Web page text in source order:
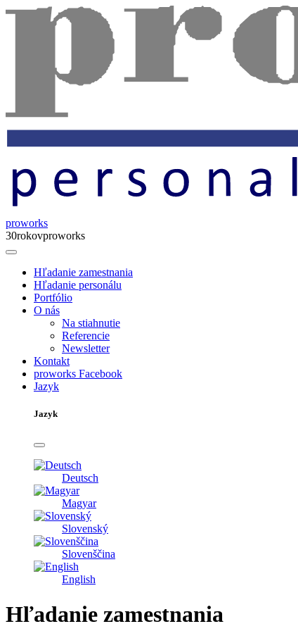
proworks
30rokovproworks
Hľadanie zamestnania
Hľadanie personálu
Portfólio
O nás
Na stiahnutie
Referencie
Newsletter
Kontakt
proworks Facebook
Jazyk
Jazyk
Deutsch
Magyar
Slovenský
Slovenščina
English
Hľadanie zamestnania